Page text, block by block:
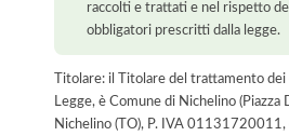
raccolti e trattati e nel rispetto
obbligatori prescritti dalla legge.
Titolare: il Titolare del trattamento dei
Legge, è Comune di Nichelino
Nichelino (TO), P. IVA 01131720011,